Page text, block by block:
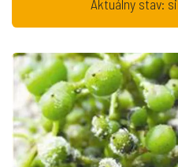
Aktuálny stav: